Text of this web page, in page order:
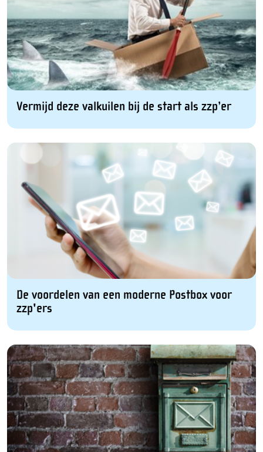
Vermijd deze valkuilen bij de start als zzp’er
De voordelen van een moderne Postbox voor
zzp'ers